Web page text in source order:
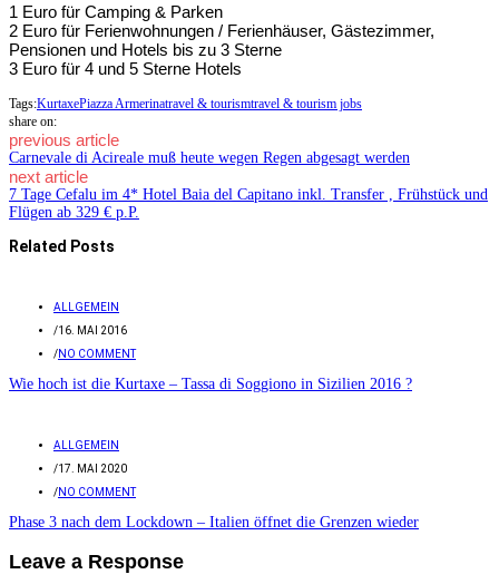
1 Euro für Camping & Parken
2 Euro für Ferienwohnungen / Ferienhäuser, Gästezimmer,
Pensionen und Hotels bis zu 3 Sterne
3 Euro für 4 und 5 Sterne Hotels
Tags:KurtaxePiazza Armerinatravel & tourismtravel & tourism jobs
share on:
previous article
Carnevale di Acireale muß heute wegen Regen abgesagt werden
next article
7 Tage Cefalu im 4* Hotel Baia del Capitano inkl. Transfer , Frühstück und
Flügen ab 329 € p.P.
Related Posts
ALLGEMEIN
/16. MAI 2016
/NO COMMENT
Wie hoch ist die Kurtaxe – Tassa di Soggiono in Sizilien 2016 ?
ALLGEMEIN
/17. MAI 2020
/NO COMMENT
Phase 3 nach dem Lockdown – Italien öffnet die Grenzen wieder
Leave a Response